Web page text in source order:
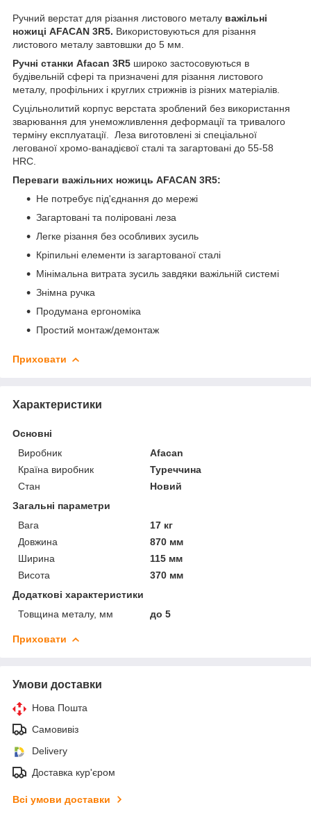
Ручний верстат для різання листового металу важільні
ножиці AFACAN 3R5. Використовуються для різання
листового металу завтовшки до 5 мм.
Ручні станки Afacan 3R5 широко застосовуються в
будівельній сфері та призначені для різання листового
металу, профільних і круглих стрижнів із різних матеріалів.
Суцільнолитий корпус верстата зроблений без використання
зварювання для унеможливлення деформації та тривалого
терміну експлуатації. Леза виготовлені зі спеціальної
легованої хромо-ванадієвої сталі та загартовані до 55-58
HRC.
Переваги важільних ножиць AFACAN 3R5:
Не потребує під'єднання до мережі
Загартовані та поліровані леза
Легке різання без особливих зусиль
Кріпильні елементи із загартованої сталі
Мінімальна витрата зусиль завдяки важільній системі
Знімна ручка
Продумана ергономіка
Простий монтаж/демонтаж
Приховати
Характеристики
Основні
Виробник
Afacan
Країна виробник
Туреччина
Стан
Новий
Загальні параметри
Вага
17 кг
Довжина
870 мм
Ширина
115 мм
Висота
370 мм
Додаткові характеристики
Товщина металу, мм
до 5
Приховати
Умови доставки
Нова Пошта
Самовивіз
Delivery
Доставка кур'єром
Всі умови доставки